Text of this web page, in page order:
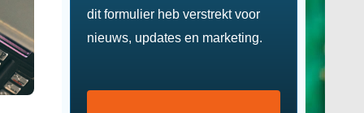
dit formulier heb verstrekt voor
nieuws, updates en marketing.